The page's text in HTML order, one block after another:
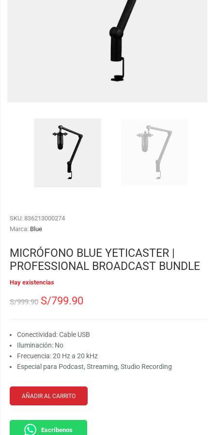
SKU: 836213000274
Marca: Blue
MICRÓFONO BLUE YETICASTER |
PROFESSIONAL BROADCAST BUNDLE
Hay existencias
S/999.90 S/799.90
Conectividad: Cable USB
Iluminación: No
Frecuencia:20 Hz a 20 kHz
Especial para Podcast, Streaming, Studio Recording
AÑADIR AL CARRITO
Escríbenos